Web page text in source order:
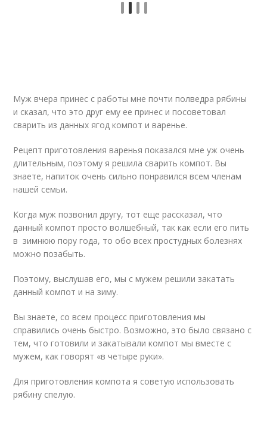
Муж вчера принес с работы мне почти полведра рябины
и сказал, что это друг ему ее принес и посоветовал
сварить из данных ягод компот и варенье.
Рецепт приготовления варенья показался мне уж очень
длительным, поэтому я решила сварить компот. Вы
знаете, напиток очень сильно понравился всем членам
нашей семьи.
Когда муж позвонил другу, тот еще рассказал, что
данный компот просто волшебный, так как если его пить
в зимнюю пору года, то обо всех простудных болезнях
можно позабыть.
Поэтому, выслушав его, мы с мужем решили закатать
данный компот и на зиму.
Вы знаете, со всем процесс приготовления мы
справились очень быстро. Возможно, это было связано с
тем, что готовили и закатывали компот мы вместе с
мужем, как говорят «в четыре руки».
Для приготовления компота я советую использовать
рябину спелую.